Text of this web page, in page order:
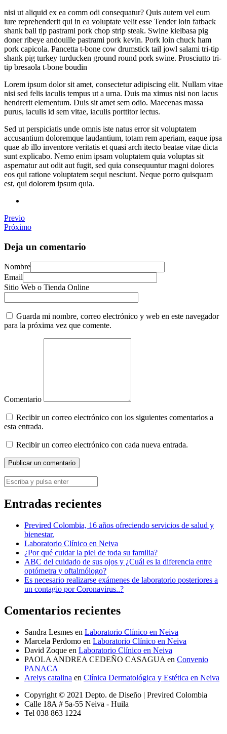
nisi ut aliquid ex ea comm odi consequatur? Quis autem vel eum
iure reprehenderit qui in ea voluptate velit esse Tender loin fatback
shank ball tip pastrami pork chop strip steak. Swine kielbasa pig
doner ribeye andouille pastrami pork kevin. Pork loin chuck ham
pork capicola. Pancetta t-bone cow drumstick tail jowl salami tri-tip
shank pig turkey turducken ground round pork swine. Prosciutto tri-
tip bresaola t-bone boudin
Lorem ipsum dolor sit amet, consectetur adipiscing elit. Nullam vitae
nisi sed felis iaculis tempus ut a urna. Duis ma ximus nisi non lacus
hendrerit elementum. Duis sit amet sem odio. Maecenas massa
purus, iaculis id sem vitae, iaculis porttitor lectus.
Sed ut perspiciatis unde omnis iste natus error sit voluptatem
accusantium doloremque laudantium, totam rem aperiam, eaque ipsa
quae ab illo inventore veritatis et quasi arch itecto beatae vitae dicta
sunt explicabo. Nemo enim ipsam voluptatem quia voluptas sit
aspernatur aut odit aut fugit, sed quia consequuntur magni dolores
eos qui ratione voluptatem sequi nesciunt. Neque porro quisquam
est, qui dolorem ipsum quia.
Previo
Próximo
Deja un comentario
Nombre
Email
Sitio Web o Tienda Online
Guarda mi nombre, correo electrónico y web en este navegador
para la próxima vez que comente.
Comentario
Recibir un correo electrónico con los siguientes comentarios a
esta entrada.
Recibir un correo electrónico con cada nueva entrada.
Entradas recientes
Previred Colombia, 16 años ofreciendo servicios de salud y
bienestar.
Laboratorio Clínico en Neiva
¿Por qué cuidar la piel de toda su familia?
ABC del cuidado de sus ojos y ¿Cuál es la diferencia entre
optómetra y oftalmólogo?
Es necesario realizarse exámenes de laboratorio posteriores a
un contagio por Coronavirus..?
Comentarios recientes
Sandra Lesmes en Laboratorio Clínico en Neiva
Marcela Perdomo en Laboratorio Clínico en Neiva
David Zoque en Laboratorio Clínico en Neiva
PAOLA ANDREA CEDEÑO CASAGUA en Convenio
PANACA
Arelys catalina en Clínica Dermatológica y Estética en Neiva
Copyright © 2021 Depto. de Diseño | Previred Colombia
Calle 18A # 5a-55 Neiva - Huila
Tel 038 863 1224